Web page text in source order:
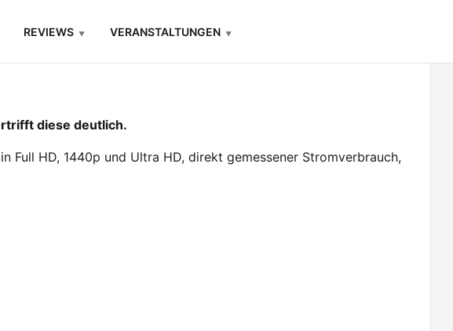
REVIEWS VERANSTALTUNGEN
diese deutlich.
Full HD, 1440p und Ultra HD, direkt gemessener Stromverbrauch,